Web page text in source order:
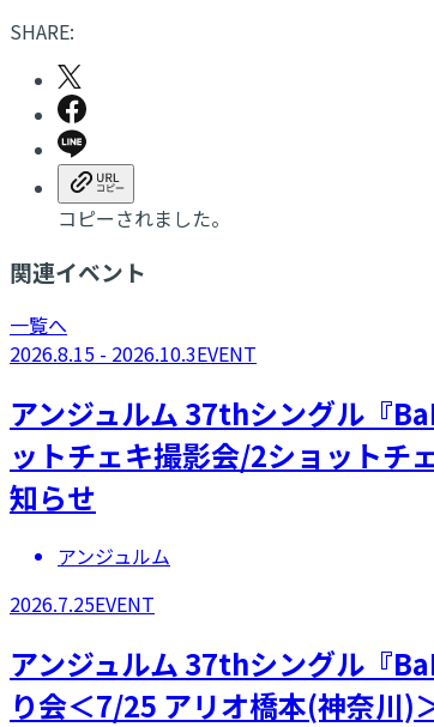
SHARE:
コピーされました。
関連イベント
一覧へ
2026.8.15 - 2026.10.3EVENT
アンジュルム 37thシングル『
ットチェキ撮影会/2ショットチ
知らせ
アンジュルム
2026.7.25EVENT
アンジュルム 37thシングル『
り会＜7/25 アリオ橋本(神奈川)